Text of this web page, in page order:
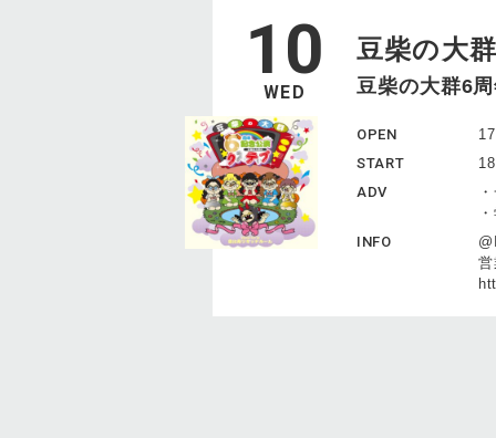
10
WED
豆柴の大
豆柴の大群6
OPEN
START
ADV
INFO